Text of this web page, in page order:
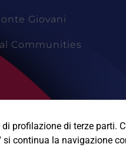
Giovani
Communities
profilazione di terze parti.
continua la navigazione